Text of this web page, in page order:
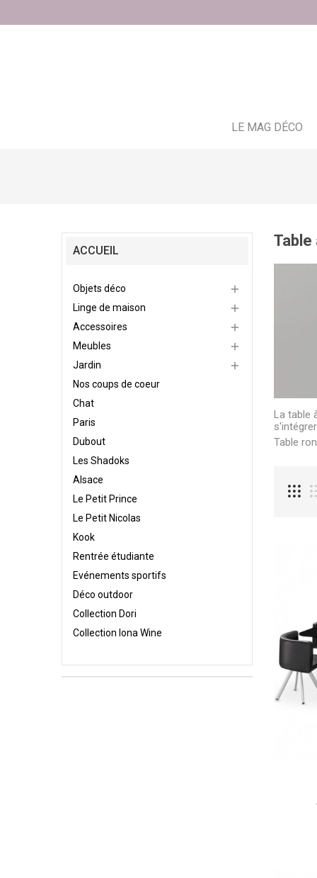
LE MAG DÉCO
ACCUEIL
Objets déco 
Linge de maison 
Accessoires 
Meubles 
Jardin 
Nos coups de coeur
Chat
Paris
Dubout
Les Shadoks
Alsace
Le Petit Prince
Le Petit Nicolas
Kook
Rentrée étudiante
Evénements sportifs
Déco outdoor
Collection Dori
Collection Iona Wine
Table
La table
Table